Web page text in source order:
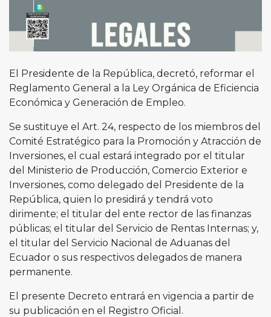
El Presidente de la República, decretó, reformar el
Reglamento General a la Ley Orgánica de Eficiencia
Económica y Generación de Empleo.
Se sustituye el Art. 24, respecto de los miembros del
Comité Estratégico para la Promoción y Atracción de
Inversiones, el cual estará integrado por el titular
del Ministerio de Producción, Comercio Exterior e
Inversiones, como delegado del Presidente de la
República, quien lo presidirá y tendrá voto
dirimente; el titular del ente rector de las finanzas
públicas; el titular del Servicio de Rentas Internas; y,
el titular del Servicio Nacional de Aduanas del
Ecuador o sus respectivos delegados de manera
permanente.
El presente Decreto entrará en vigencia a partir de
su publicación en el Registro Oficial.